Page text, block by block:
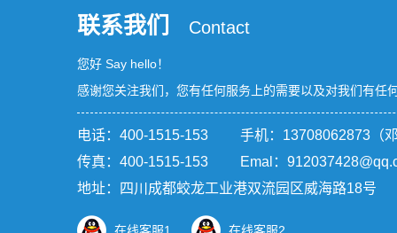
联系我们 Contact
您好 Say hello！
感谢您关注我们，您有任何服务上的需要以及对我们有任
电话： 400-1515-153 手机：13708062873（邓
传真：400-1515-153 Emal：
地址：四川成都蛟龙工业港双流园区威海路18号